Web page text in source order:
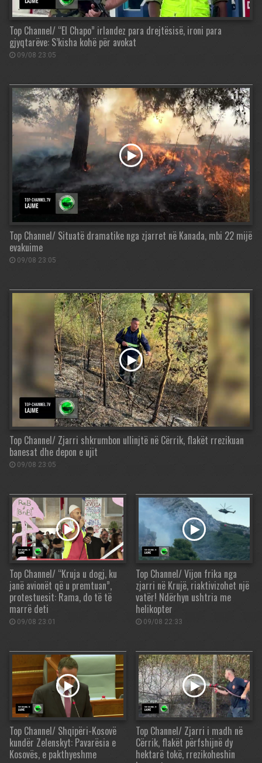
Top Channel/ “El Chapo” irlandez para drejtësisë, ironi para
gjyqtarëve: S’kisha kohë për avokat
09/08 23:05
Top Channel/ Situatë dramatike nga zjarret në Kanada, mbi 22 mijë
evakuime
09/08 23:05
Top Channel/ Zjarri shkrumbon ullinjtë në Cërrik, flakët rrezikuan
banesat dhe depon e ujit
09/08 23:05
Top Channel/ “Kruja u dogj, ku
janë avionët që u premtuan”,
protestuesit: Rama, do të të
marrë deti
09/08 23:01
Top Channel/ Vijon frika nga
zjarri në Krujë, riaktivizohet një
vatër! Ndërhyn ushtria me
helikopter
09/08 22:33
Top Channel/ Shqipëri-Kosovë
kundër Zelenskyt: Pavarësia e
Kosovës, e pakthyeshme
Top Channel/ Zjarri i madh në
Cërrik, flakët përfshijnë dy
hektarë tokë, rrezikoheshin